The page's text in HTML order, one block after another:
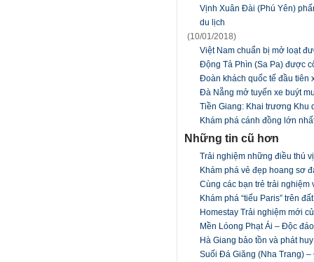
Vịnh Xuân Đài (Phú Yên)
du lịch
(10/01/2018)
Việt Nam chuẩn bị mở loạt
Động Tả Phìn (Sa Pa) được
Đoàn khách quốc tế đầu tiên
Đà Nẵng mở tuyến xe buýt
Tiền Giang: Khai trương Khu
Khám phá cánh đồng lớn
Những tin cũ hơn
Trải nghiệm những điều thú
Khám phá vẻ đẹp hoang sơ
Cùng các bạn trẻ trải nghiệm
Khám phá “tiểu Paris” trên
Homestay Trải nghiệm mới
Mền Lóong Phạt Ái – Độc
Hà Giang bảo tồn và phát
Suối Đá Giăng (Nha Trang)